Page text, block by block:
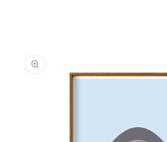
product
information